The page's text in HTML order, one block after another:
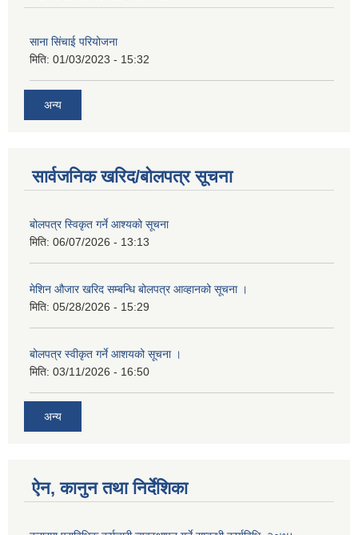
साना सिंचाई परियोजना
मिति: 01/03/2023 - 15:32
अन्य
सार्वजनिक खरिद/बोलपत्र सूचना
बोलपत्र स्विकृत गर्ने आश्यको सूचना
मिति: 06/07/2026 - 13:13
मेशिन औजार खरिद सम्बन्धि बोलपत्र आव्हानको सूचना ।
मिति: 05/28/2026 - 15:29
बोलपत्र स्वीकृत गर्ने आशयको सूचना ।
मिति: 03/11/2026 - 16:50
अन्य
ऐन, कानुन तथा निर्देशिका